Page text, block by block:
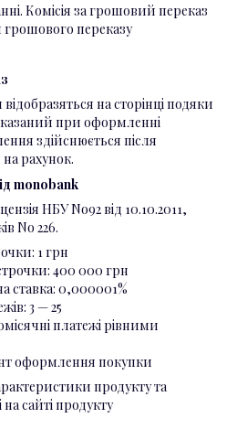
Комісія за грошовий переказ
грошового переказу
на сторінці подяки
при оформленні
здійснюється після
рахунок.
monobank
НБУ No92 від 10.10.2011,
No 226.
1 грн
400 000 грн
ставка: 0,000001%
3 — 25
платежі рівними
оформлення покупки
продукту та
сайті продукту